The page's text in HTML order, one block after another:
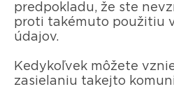
predpokladu, že ste
proti takémuto použitiu
údajov.
Kedykoľvek môžete
zasielaniu takejto